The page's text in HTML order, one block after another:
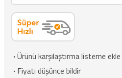
·Ürünü karşılaştırma listeme ekle
· Fiyatı düşünce bildir